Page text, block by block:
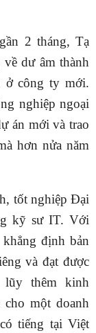
2 tháng, Tạ
dư âm thành
ở công ty mới.
nghiệp ngoại
án mới và trao
hơn nửa năm
tốt nghiệp Đại
kỹ sư IT. Với
định bản
và đạt được
thêm kinh
một doanh
tiếng tại Việt